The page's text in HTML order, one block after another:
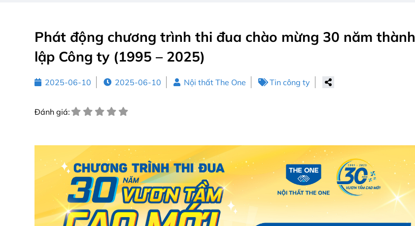
Phát động chương trình thi đua chào mừng 30 năm thành
lập Công ty (1995 – 2025)
2025-06-10 2025-06-10 Nội thất The One Tin công ty
Đánh giá: